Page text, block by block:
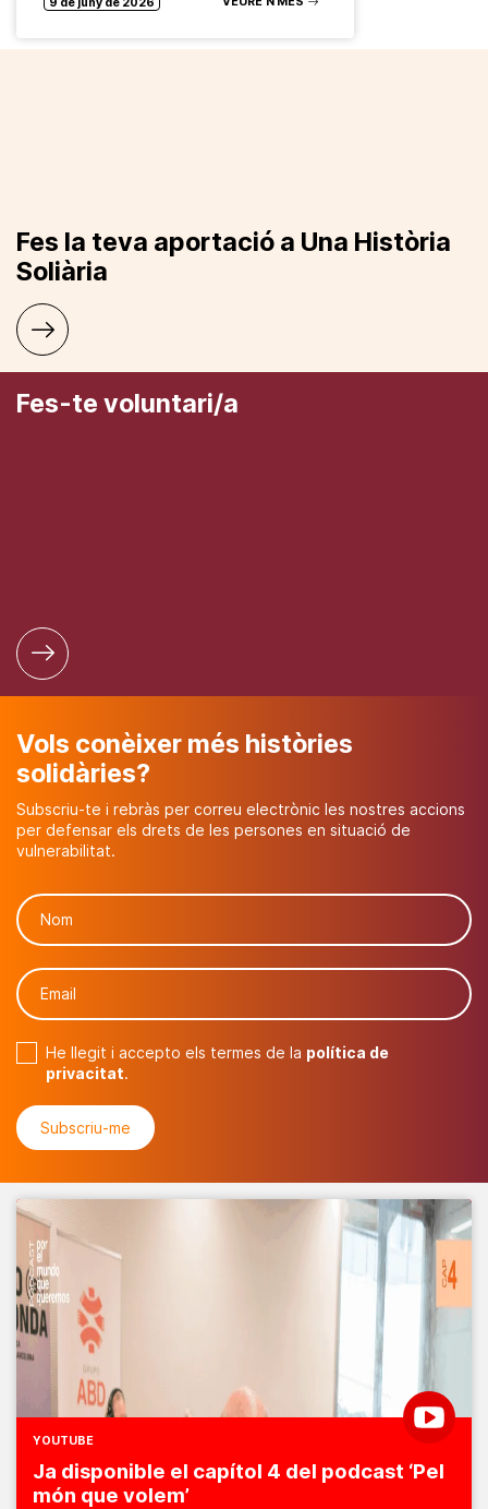
Fes la teva aportació a Una Història
Soliària
Fes-te voluntari/a
Vols conèixer més històries
solidàries?
Subscriu-te i rebràs per correu electrònic les nostres accions
per defensar els drets de les persones en situació de
vulnerabilitat.
He llegit i accepto els termes de la política de
privacitat.
YOUTUBE
Ja disponible el capítol 4 del podcast ‘Pel
món que volem’